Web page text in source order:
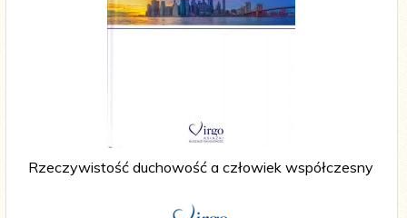
Rzeczywistość duchowość a człowiek współczesny